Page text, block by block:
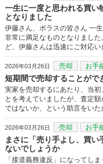
一生に一度と思われる買い
となりました
伊藤さん、ポラスの皆さん 一
非常に満足なものとなりまし
ど、伊藤さんは迅速にご対応
2026年03月26日 売却 お手
短期間で売却することがで
実家を売却するにあたり、当
とを考えていましたが、査定
ではないか、という助言をい
2026年03月26日 売却 お手
まさに「売り手よし、買
ないでしょうか
「接道義務違反」になってし